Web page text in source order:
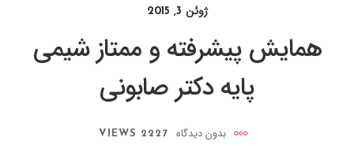
ژوئن 3, 2015
همایش پیشرفته و ممتاز شیمی
پایه دکتر صابونی
بدون دیدگاه 2227 VIEWS